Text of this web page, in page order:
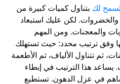
لك بتناول كميات كبيرة من
والخضروات. لكن عليك استبعاد
والمعجنات. ومن المهم
وفق ترتيب محدد: حيث تستهلك
ثم تتناول الألياف، ثم الأطعمة
يساعد هذا الترتيب في إبطاء
في عزل الدهون. تستطيع